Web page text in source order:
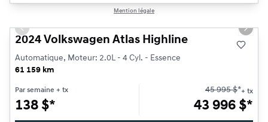
Mention légale
Previous slide Next
2024 Volkswagen Atlas Highline
Automatique, Moteur: 2.0L - 4 Cyl. - Essence
61 159 km
Par semaine + tx
138 $*
45 995$*+ tx
43 996 $*